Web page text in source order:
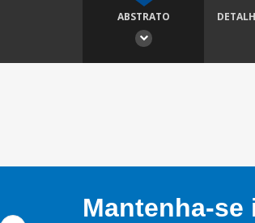
ABSTRATO
Mantenha-